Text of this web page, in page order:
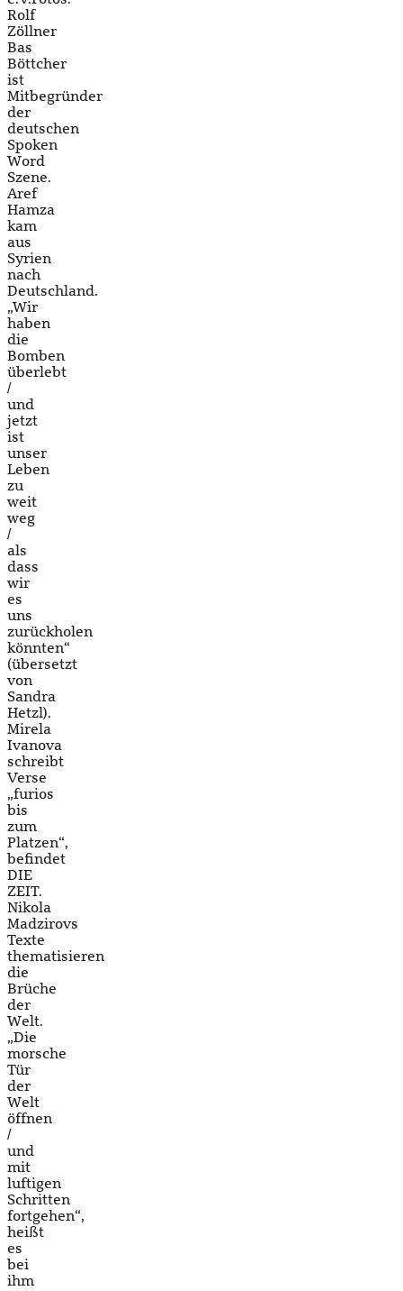
Rolf
Zöllner
Bas
Böttcher
ist
Mitbegründer
der
deutschen
Spoken
Word
Szene.
Aref
Hamza
kam
aus
Syrien
nach
Deutschland.
„Wir
haben
die
Bomben
überlebt
/
und
jetzt
ist
unser
Leben
zu
weit
weg
/
als
dass
wir
es
uns
zurückholen
könnten“
(übersetzt
von
Sandra
Hetzl).
Mirela
Ivanova
schreibt
Verse
„furios
bis
zum
Platzen“,
befindet
DIE
ZEIT.
Nikola
Madzirovs
Texte
thematisieren
die
Brüche
der
Welt.
„Die
morsche
Tür
der
Welt
öffnen
/
und
mit
luftigen
Schritten
fortgehen“,
heißt
es
bei
ihm